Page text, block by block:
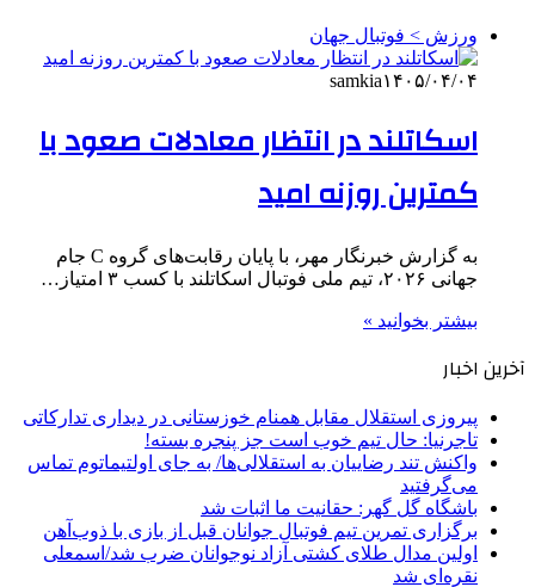
ورزش > فوتبال جهان
samkia۱۴۰۵/۰۴/۰۴
اسکاتلند در انتظار معادلات صعود با
کمترین روزنه امید
به گزارش خبرنگار مهر، با پایان رقابت‌های گروه C جام
جهانی ۲۰۲۶، تیم ملی فوتبال اسکاتلند با کسب ۳ امتیاز…
بیشتر بخوانید »
آخرین اخبار
پیروزی استقلال مقابل همنام خوزستانی در دیداری تدارکاتی
تاجرنیا: حال تیم خوب است جز پنجره بسته!
واکنش تند رضاییان به استقلالی‌ها/ به جای اولتیماتوم تماس
می‌گرفتید
باشگاه گل گهر: حقانیت ما اثبات شد
برگزاری تمرین تیم فوتبال جوانان قبل از بازی با ذوب‌آهن
اولین مدال طلای کشتی آزاد نوجوانان ضرب شد/اسمعلی
نقره‌ای شد